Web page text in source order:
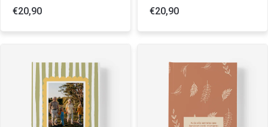
€20,90
€20,90